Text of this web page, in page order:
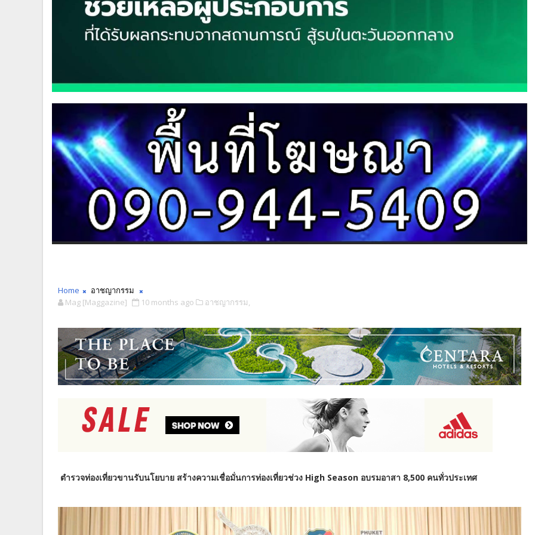
Home
อาชญากรรม
Mag [Maggazine]
10 months ago อาชญากรรม,
ตำรวจท่องเที่ยวขานรับนโยบาย สร้างความเชื่อมั่นการท่องเที่ยวช่วง High Season อบรมอาสา 8,500 คนทั่วประเทศ